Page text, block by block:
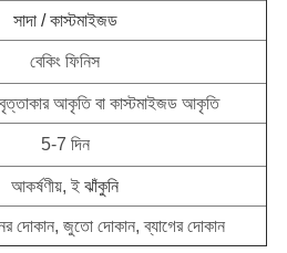
সাদা / কাস্টমাইজড
বেকিং ফিনিস
আকৃতি বা কাস্টমাইজড আকৃতি
5-7 দিন
আকর্ষণীয়, ই ঝাঁকুনি
দোকান, জুতো দোকান, ব্যাগের দোকান